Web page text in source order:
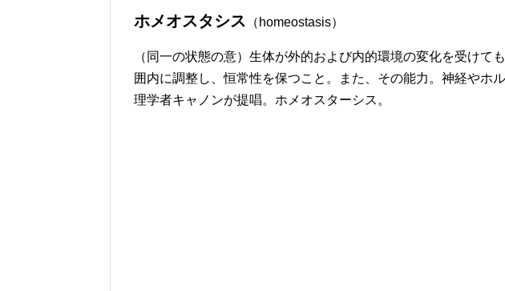
ホメオスタシス （homeostasis）
（同一の状態の意）生体が外的および内的環境の変化を受けて
囲内に調整し、恒常性を保つこと。また、その能力。神経やホ
理学者キャノンが提唱。ホメオスターシス。